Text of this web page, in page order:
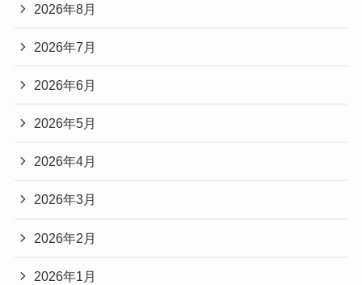
2026年8月
2026年7月
2026年6月
2026年5月
2026年4月
2026年3月
2026年2月
2026年1月